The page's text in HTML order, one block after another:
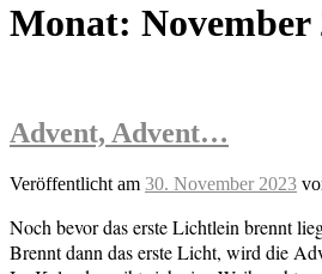
Monat: November
Advent, Advent…
Veröffentlicht am 30. November 2023
Noch bevor das erste Lichtlein brennt
Brennt dann das erste Licht, wird die